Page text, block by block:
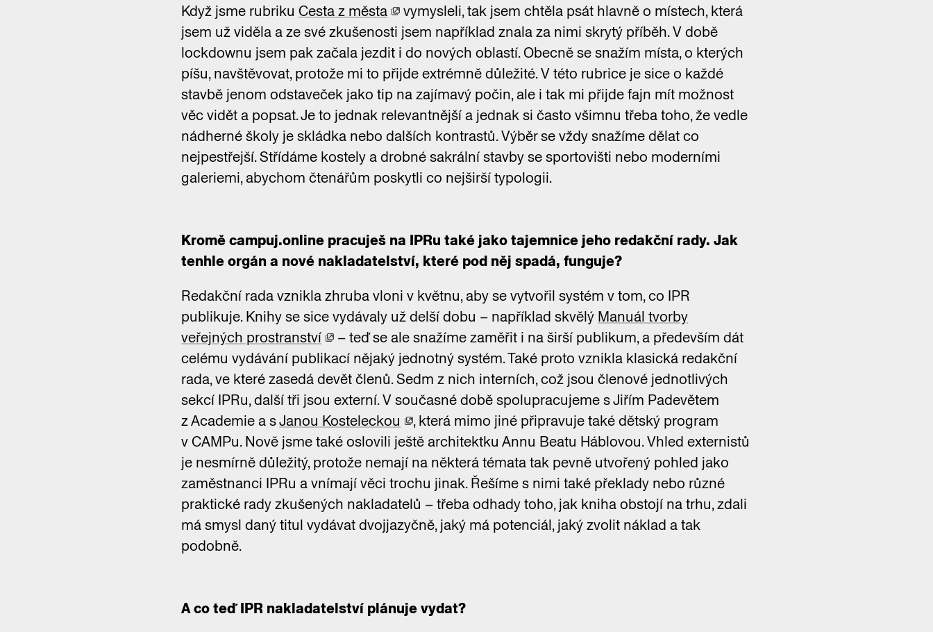
Když jsme rubrikuCesta z města
vymysleli, tak jsem chtěla psát hlavně o místech, která
jsem už viděla a ze své zkušenosti jsem například znala za nimi skrytý příběh. V době
lockdownu jsem pak začala jezdit i do nových oblastí. Obecně se snažím místa, o kterých
píšu, navštěvovat, protože mi to přijde extrémně důležité. V této rubrice je sice o každé
stavbě jenom odstaveček jako tip na zajímavý počin, ale i tak mi přijde fajn mít možnost
věc vidět a popsat. Je to jednak relevantnější a jednak si často všimnu třeba toho, že vedle
nádherné školy je skládka nebo dalších kontrastů. Výběr se vždy snažíme dělat co
nejpestřejší. Střídáme kostely a drobné sakrální stavby se sportovišti nebo moderními
galeriemi, abychom čtenářům poskytli co nejširší typologii.
Kromě campuj.online pracuješ na IPRu také jako tajemnice jeho redakční rady. Jak
tenhle orgán a nové nakladatelství, které pod něj spadá, funguje?
Redakční rada vznikla zhruba vloni v květnu, aby se vytvořil systém v tom, co IPR
publikuje. Knihy se sice vydávaly už delší dobu – například skvělý Manuál tvorby
veřejných prostranství
– teď se ale snažíme zaměřit i na širší publikum, a především dát
celému vydávání publikací nějaký jednotný systém. Také proto vznikla klasická redakční
rada, ve které zasedá devět členů. Sedm z nich interních, což jsou členové jednotlivých
sekcí IPRu, další tři jsou externí. V současné době spolupracujeme s Jiřím Padevětem
z Academie a sJanou Kosteleckou
, která mimo jiné připravuje také dětský program
v CAMPu. Nově jsme také oslovili ještě architektku Annu Beatu Háblovou. Vhled externistů
je nesmírně důležitý, protože nemají na některá témata tak pevně utvořený pohled jako
zaměstnanci IPRu a vnímají věci trochu jinak. Řešíme s nimi také překlady nebo různé
praktické rady zkušených nakladatelů – třeba odhady toho, jak kniha obstojí na trhu, zdali
má smysl daný titul vydávat dvojjazyčně, jaký má potenciál, jaký zvolit náklad a tak
podobně.
A co teď IPR nakladatelství plánuje vydat?